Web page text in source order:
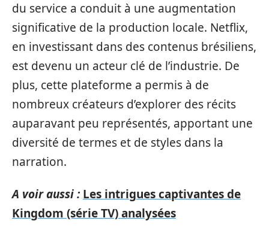
du service a conduit à une augmentation
significative de la production locale. Netflix,
en investissant dans des contenus brésiliens,
est devenu un acteur clé de l’industrie. De
plus, cette plateforme a permis à de
nombreux créateurs d’explorer des récits
auparavant peu représentés, apportant une
diversité de termes et de styles dans la
narration.
A voir aussi : Les intrigues captivantes de
Kingdom (série TV) analysées